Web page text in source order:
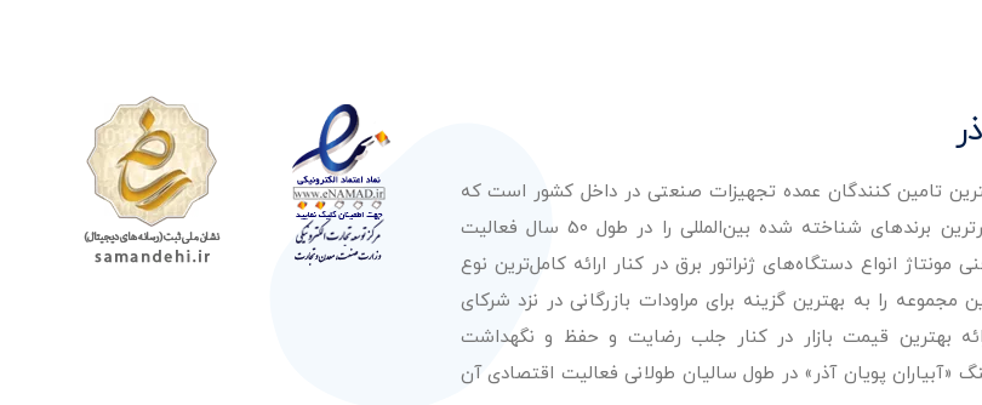
تامین کنندگان عمده تجهیزات صنعتی در داخل کشور است که
عرضه با کیفیت‌ترین محصولات از معتبرترین برندهای شناخته شده بین‌المللی را در طول 50 سال فعالیت
انواع دستگاه‌های ژنراتور برق در کنار ارائه کامل‌ترین نوع
را به بهترین گزینه برای مراودات بازرگانی در نزد شرکای
بهترین قیمت بازار در کنار جلب رضایت و حفظ و نگهداشت
«آبیاران پویان آذر» در طول سالیان طولانی فعالیت اقتصادی آن